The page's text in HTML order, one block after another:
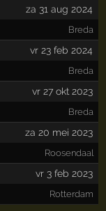
za 31 aug 2024
Breda
vr 23 feb 2024
Breda
vr 27 okt 2023
Breda
za 20 mei 2023
Roosendaal
vr 3 feb 2023
Rotterdam